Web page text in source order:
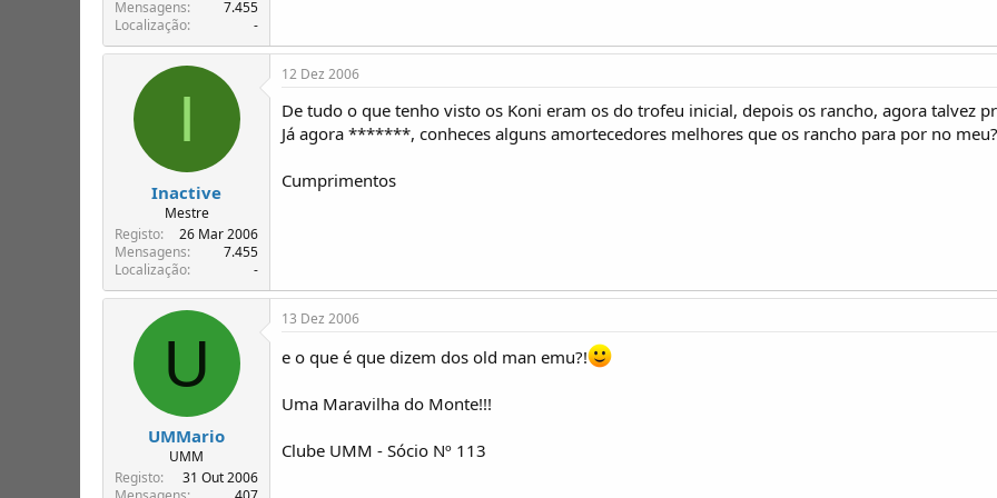
T
ó
p
Mensagens
7.455
Localização
-
I
Inactive
Mestre
Registo
26 Mar 2006
Mensagens
7.455
Localização
-
12 Dez 2006
De tudo o que tenho visto os Koni eram os do trofeu inicial, depois os rancho, agora talvez
Já agora *******, conheces alguns amortecedores melhores que os rancho para por no meu?
Cumprimentos
U
UMMario
UMM
Registo
31 Out 2006
13 Dez 2006
e o que é que dizem dos old man emu?!
Uma Maravilha do Monte!!!
Clube UMM - Sócio Nº 113